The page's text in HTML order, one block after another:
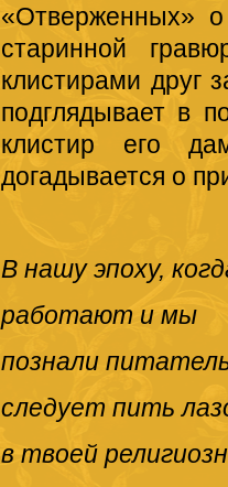
«Отверженных»
старинной
клистирами друг
подглядывает в
клистир его
догадывается о
В нашу эпоху,
работают и мы
познали
следует пить
в твоей